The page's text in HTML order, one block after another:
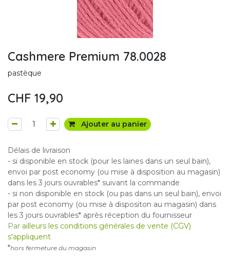
Cashmere Premium 78.0028
pastèque
CHF 19,90
Ajouter au panier
Délais de livraison
- si disponible en stock (pour les laines dans un seul bain),
envoi par post economy (ou mise à disposition au magasin)
dans les 3 jours ouvrables* suivant la commande
- si non disponible en stock (ou pas dans un seul bain), envoi
par post economy (ou mise à dispositon au magasin) dans
les 3 jours ouvrables* après réception du fournisseur
Par ailleurs les conditions générales de vente (CGV)
s'appliquent
*hors fermeture du magasin